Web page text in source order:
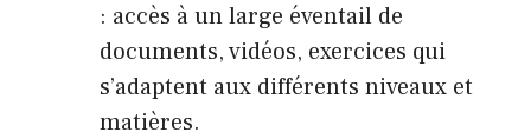
: accès à un large éventail de
documents, vidéos, exercices qui
s’adaptent aux différents niveaux et
matières.